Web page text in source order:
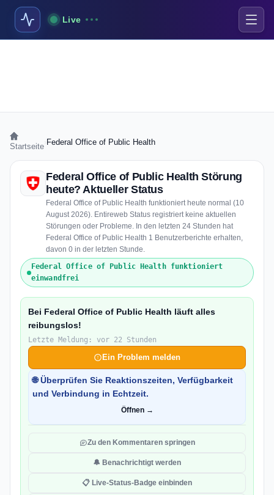
Live
Startseite Federal Office of Public Health
Federal Office of Public Health Störung
heute? Aktueller Status
Federal Office of Public Health funktioniert heute normal (10
August 2026). Entireweb Status registriert keine aktuellen
Störungen oder Probleme. In den letzten 24 Stunden hat
Federal Office of Public Health 1 Benutzerberichte erhalten,
davon 0 in der letzten Stunde.
Federal Office of Public Health funktioniert
einwandfrei
Bei Federal Office of Public Health läuft alles
reibungslos!
Letzte Meldung: vor 22 Stunden
Ein Problem melden
🌐 Überprüfen Sie Reaktionszeiten, Verfügbarkeit
und Verbindung in Echtzeit.
Öffnen →
Zu den Kommentaren springen
🔔 Benachrichtigt werden
📋 Live-Status-Badge einbinden